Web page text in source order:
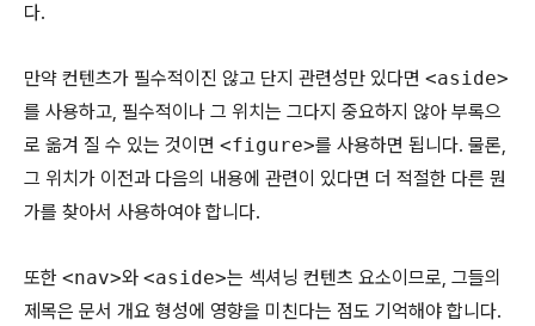
다.
만약 컨텐츠가 필수적이진 않고 단지 관련성만 있다면 <aside>
를 사용하고, 필수적이나 그 위치는 그다지 중요하지 않아 부록으
로 옮겨 질 수 있는 것이면 <figure>를 사용하면 됩니다. 물론,
그 위치가 이전과 다음의 내용에 관련이 있다면 더 적절한 다른 뭔
가를 찾아서 사용하여야 합니다.
또한 <nav>와 <aside>는 섹셔닝 컨텐츠 요소이므로, 그들의
제목은 문서 개요 형성에 영향을 미친다는 점도 기억해야 합니다.